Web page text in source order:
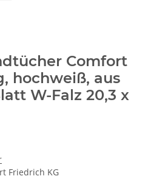
Comfort
hochweiß, aus
W-Falz 20,3 x
Friedrich KG